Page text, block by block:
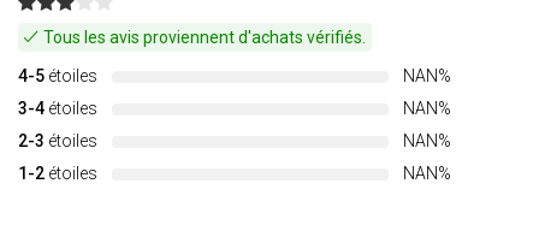
Tous les avis proviennent d'achats vérifiés.
4-5 étoiles
NAN%
3-4 étoiles
NAN%
2-3 étoiles
NAN%
1-2 étoiles NAN%